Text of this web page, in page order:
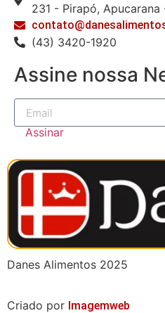
231 - Pirapó, Apucarana
(43) 3420-1920
Assine nossa
Assinar
Danes Alimentos 2025
Criado por Imagemweb